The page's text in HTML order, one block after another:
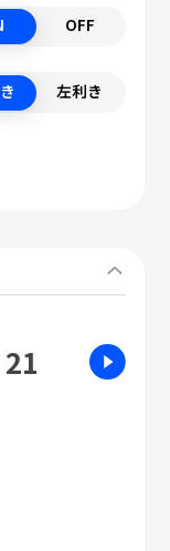
OFF
左利き
21